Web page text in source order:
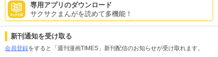
専用アプリのダウンロード
サクサクまんがを読めて多機能！
新刊通知を受け取る
会員登録をすると「週刊漫画TIMES」新刊配信のお知らせが受け取れます。